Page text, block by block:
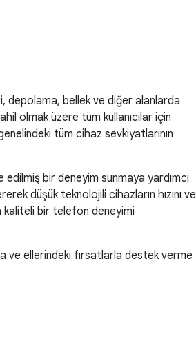
depolama, bellek ve diğer alanlarda
olmak üzere tüm kullanıcılar için
tüm cihaz sevkiyatlarının
bir deneyim sunmaya yardımcı
düşük teknolojili cihazların hızını ve
kaliteli bir telefon deneyimi
ve ellerindeki fırsatlarla destek verme